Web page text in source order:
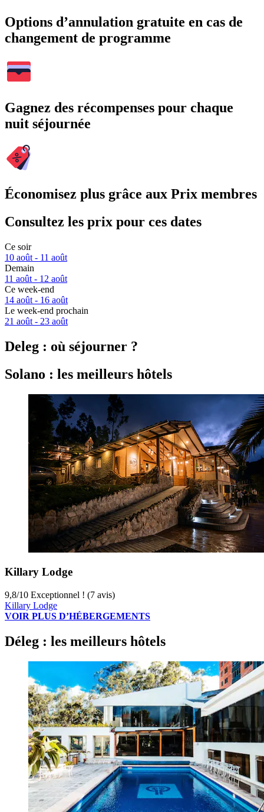
Options d’annulation gratuite en cas de
changement de programme
Gagnez des récompenses pour chaque
nuit séjournée
Économisez plus grâce aux Prix membres
Consultez les prix pour ces dates
Ce soir
10 août - 11 août
Demain
11 août - 12 août
Ce week-end
14 août - 16 août
Le week-end prochain
21 août - 23 août
Deleg : où séjourner ?
Solano : les meilleurs hôtels
Killary Lodge
9,8/10 Exceptionnel ! (7 avis)
Killary Lodge
VOIR PLUS D’HÉBERGEMENTS
Déleg : les meilleurs hôtels